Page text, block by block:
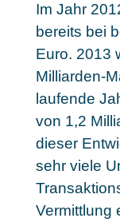
Im Jahr
bereits bei
Euro. 2013
Milliarden-
laufende
von 1,2
dieser
sehr viele
Vermittlung